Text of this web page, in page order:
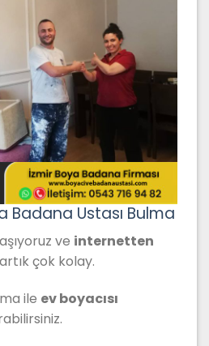
Ustası Bulma
ve internetten
artık çok kolay.
ile ev boyacısı